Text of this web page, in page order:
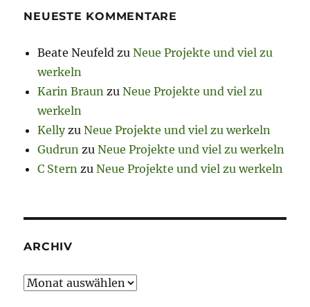
NEUESTE KOMMENTARE
Beate Neufeld zuNeue Projekte und viel zu
werkeln
Karin Braun zuNeue Projekte und viel zu
werkeln
KellyzuNeue Projekte und viel zu werkeln
Gudrun zuNeue Projekte und viel zu werkeln
C Stern zuNeue Projekte und viel zu werkeln
ARCHIV
Archiv